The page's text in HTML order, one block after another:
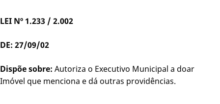
LEI Nº 1.233 / 2.002
DE: 27/09/02
Dispõe sobre: Autoriza o Executivo Municipal a doar
Imóvel que menciona e dá outras providências.